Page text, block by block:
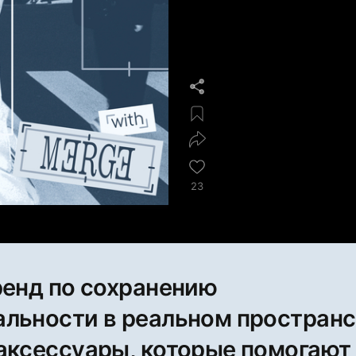
23
по сохранению
в реальном
которые помогают